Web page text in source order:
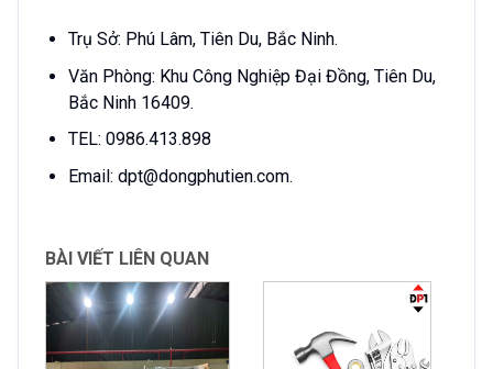
Trụ Sở: Phú Lâm, Tiên Du, Bắc Ninh.
Văn Phòng: Khu Công Nghiệp Đại Đồng, Tiên Du,
Bắc Ninh 16409.
TEL: 0986.413.898
Email: dpt@dongphutien.com.
BÀI VIẾT LIÊN QUAN